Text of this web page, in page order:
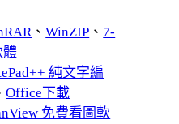
、WinZIP 、 7-
體
純文字編
Office下載
免費看圖軟